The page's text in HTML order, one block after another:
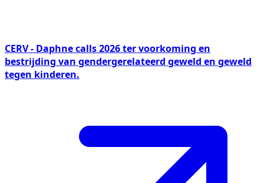
CERV - Daphne calls 2026 ter voorkoming en
bestrijding van gendergerelateerd geweld en geweld
tegen kinderen.